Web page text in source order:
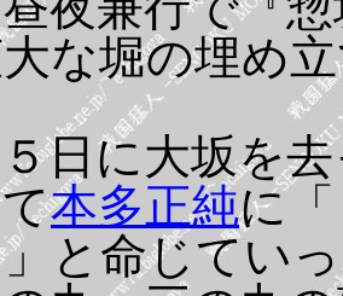
な堀の埋め
日に大坂を
本多正純に
と命じてい